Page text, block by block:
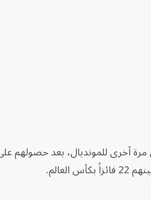
بأن 357 لاعباً سيعودون مرة أخرى للمونديال، بعد